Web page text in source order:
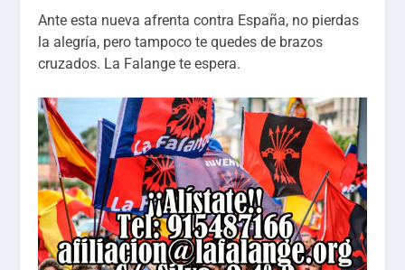
Ante esta nueva afrenta contra España, no pierdas
la alegría, pero tampoco te quedes de brazos
cruzados. La Falange te espera.